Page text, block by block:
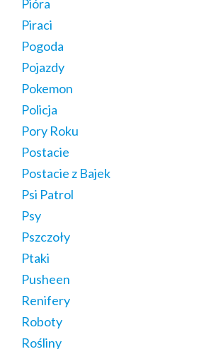
Pióra
Piraci
Pogoda
Pojazdy
Pokemon
Policja
Pory Roku
Postacie
Postacie z Bajek
Psi Patrol
Psy
Pszczoły
Ptaki
Pusheen
Renifery
Roboty
Rośliny